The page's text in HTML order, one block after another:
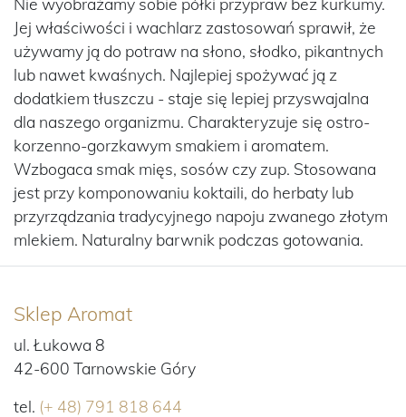
Jej właściwości i wachlarz zastosowań sprawił, że
używamy ją do potraw na słono, słodko, pikantnych
lub nawet kwaśnych. Najlepiej spożywać ją z
dodatkiem tłuszczu - staje się lepiej przyswajalna
dla naszego organizmu. Charakteryzuje się ostro-
korzenno-gorzkawym smakiem i aromatem.
Wzbogaca smak mięs, sosów czy zup. Stosowana
jest przy komponowaniu koktaili, do herbaty lub
przyrządzania tradycyjnego napoju zwanego złotym
mlekiem. Naturalny barwnik podczas gotowania.
Sklep Aromat
ul. Łukowa 8
42-600 Tarnowskie Góry
tel. (+ 48) 791 818 644